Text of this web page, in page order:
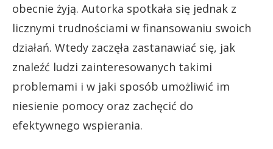
obecnie żyją. Autorka spotkała się jednak z
licznymi trudnościami w finansowaniu swoich
działań. Wtedy zaczęła zastanawiać się, jak
znaleźć ludzi zainteresowanych takimi
problemami i w jaki sposób umożliwić im
niesienie pomocy oraz zachęcić do
efektywnego wspierania.